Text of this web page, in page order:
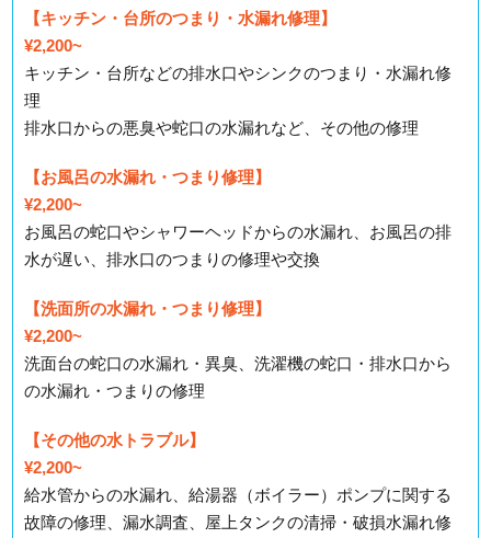
【キッチン・台所のつまり・水漏れ修理】
¥2,200~
キッチン・台所などの排水口やシンクのつまり・水漏れ修
理
排水口からの悪臭や蛇口の水漏れなど、その他の修理
【お風呂の水漏れ・つまり修理】
¥2,200~
お風呂の蛇口やシャワーヘッドからの水漏れ、お風呂の排
水が遅い、排水口のつまりの修理や交換
【洗面所の水漏れ・つまり修理】
¥2,200~
洗面台の蛇口の水漏れ・異臭、洗濯機の蛇口・排水口から
の水漏れ・つまりの修理
【その他の水トラブル】
¥2,200~
給水管からの水漏れ、給湯器（ボイラー）ポンプに関する
故障の修理、漏水調査、屋上タンクの清掃・破損水漏れ修